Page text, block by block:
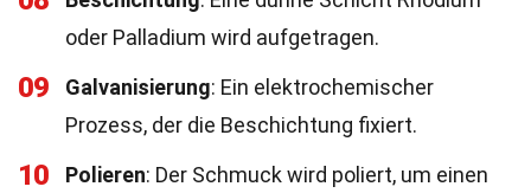
oder Palladium wird aufgetragen.
09 Galvanisierung: Ein elektrochemischer
Prozess, der die Beschichtung fixiert.
10 Polieren: Der Schmuck wird poliert, um einen